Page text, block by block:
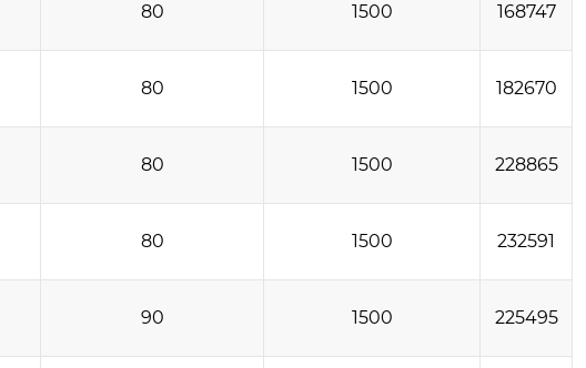
80 1500 168747
80 1500 182670
80 1500 228865
80 1500 232591
90 1500 225495